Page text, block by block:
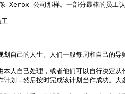
Xerox 公司那样。一部分最棒的员工
自己的人生。人们一般每周和自己的
人自己处理，或者他们可以自行决定
划，然后按时完成该计划当作成功。